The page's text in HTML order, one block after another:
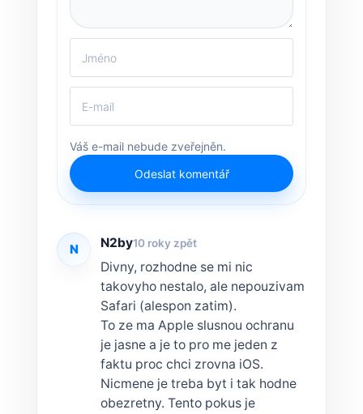
Váš e-mail nebude zveřejněn.
Odeslat komentář
N N2by10 roky zpět
Divny, rozhodne se mi nic
takovyho nestalo, ale nepouzivam
Safari (alespon zatim).
To ze ma Apple slusnou ochranu
je jasne a je to pro me jeden z
faktu proc chci zrovna iOS.
Nicmene je treba byt i tak hodne
obezretny. Tento pokus je